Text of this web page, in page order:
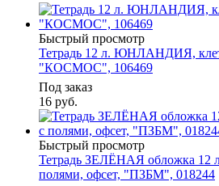
Быстрый просмотр
Тетрадь 12 л. ЮНЛАНДИЯ,
"КОСМОС", 106469
Под заказ
16 руб.
Быстрый просмотр
Тетрадь ЗЕЛЁНАЯ обложка 12
полями, офсет, "ПЗБМ", 018244